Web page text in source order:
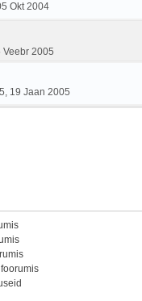
Okt 2004
Veebr 2005
19 Jaan 2005